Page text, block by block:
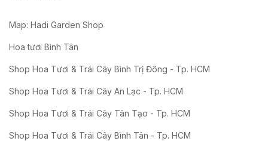
Map: Hadi Garden Shop
Hoa tươi Bình Tân
Shop Hoa Tươi & Trái Cây Bình Trị Đông - Tp. HCM
Shop Hoa Tươi & Trái Cây An Lạc - Tp. HCM
Shop Hoa Tươi & Trái Cây Tân Tạo - Tp. HCM
Shop Hoa Tươi & Trái Cây Bình Tân - Tp. HCM